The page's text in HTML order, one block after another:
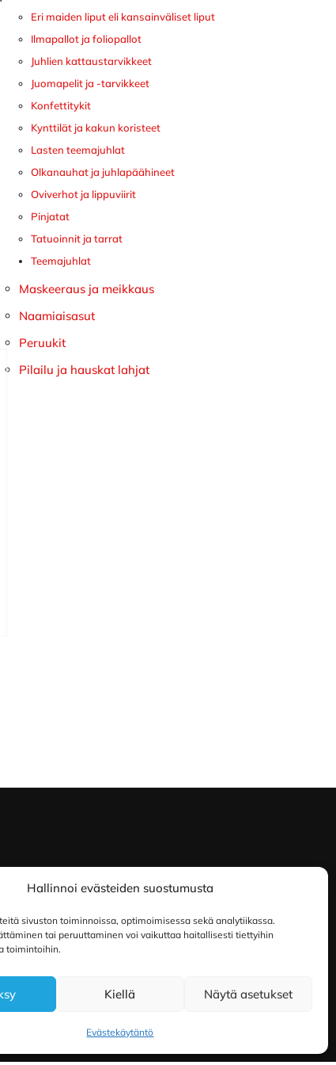
Hallinnoi evästeiden suostumusta
sivuston toiminnoissa, optimoimisessa sekä analytiikassa.
tai peruuttaminen voi vaikuttaa haitallisesti tiettyihin
toimintoihin.
Kiellä Näytä asetukset
Evästekäytäntö
Eri maiden liput eli kansainväliset liput
Ilmapallot ja foliopallot
Juhlien kattaustarvikkeet
Juomapelit ja -tarvikkeet
Konfettitykit
Kynttilät ja kakun koristeet
Lasten teemajuhlat
Olkanauhat ja juhlapäähineet
Oviverhot ja lippuviirit
Pinjatat
Tatuoinnit ja tarrat
Teemajuhlat
Maskeeraus ja meikkaus
Naamiaisasut
Peruukit
Pilailu ja hauskat lahjat